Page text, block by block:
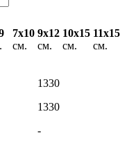
7х10
см.
9х12
см.
10х15
см.
11х15
см.
1330
1330
-